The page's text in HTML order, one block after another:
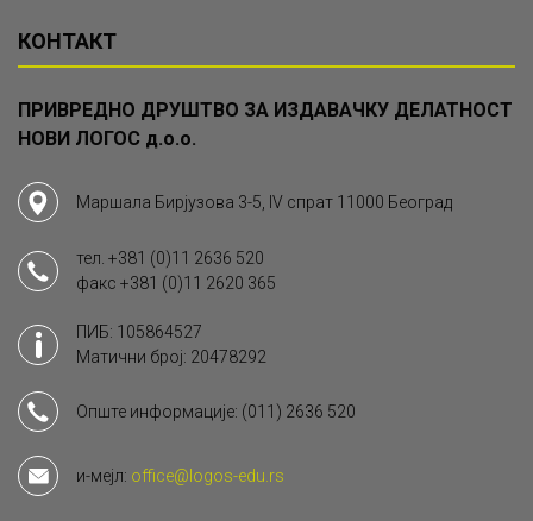
КОНТАКТ
ПРИВРЕДНО ДРУШТВО ЗА ИЗДАВАЧКУ ДЕЛАТНОСТ
НОВИ ЛОГОС д.о.о.
Маршала Бирјузова 3-5, IV спрат 11000 Београд
тел. +381 (0)11 2636 520
факс +381 (0)11 2620 365
ПИБ: 105864527
Матични број: 20478292
Опште информације: (011) 2636 520
и-мејл: office@logos-edu.rs